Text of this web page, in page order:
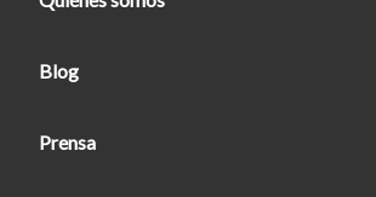
Blog
Prensa